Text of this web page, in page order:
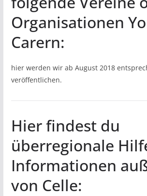
Organisationen
Carern:
hier werden wir ab August 2018
veröffentlichen.
Hier findest du
überregionale
Informationen
von Celle: